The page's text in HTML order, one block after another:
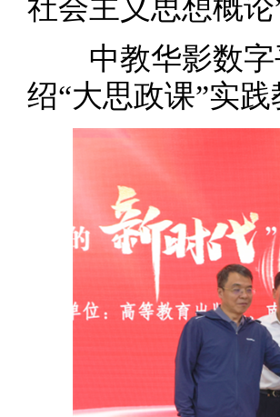
社会主义思想概
中教华影数字
绍“大思政课”实